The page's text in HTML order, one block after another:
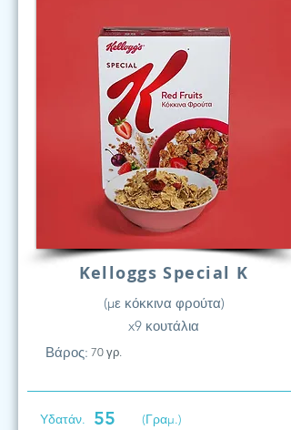
Kelloggs Special K
(με κόκκινα φρούτα)
x9 κουτάλια
Βάρος: 70 γρ.
Υδατάν. 55 (Γραμ.)